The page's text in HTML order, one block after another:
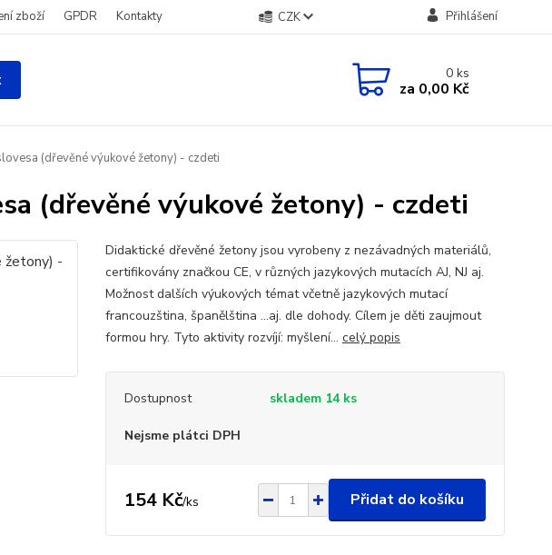
zboží GPDR Kontakty CZK Přihlášení
0ks
za 0,00 Kč
(dřevěné výukové žetony) - czdeti
(dřevěné výukové žetony) - czdeti
Didaktické dřevěné žetony jsou vyrobeny z nezávadných materiálů,
certifikovány značkou CE, v různých jazykových mutacích AJ, NJ aj.
Možnost dalších výukových témat včetně jazykových mutací
francouzština, španělština ...aj. dle dohody. Cílem je děti zaujmout
formou hry. Tyto aktivity rozvíjí: myšlení... celý popis
Dostupnost skladem 14 ks
Nejsme plátci DPH
154 Kč/ks Přidat do košíku